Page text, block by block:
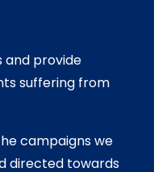
and provide
suffering from
campaigns we
directed towards